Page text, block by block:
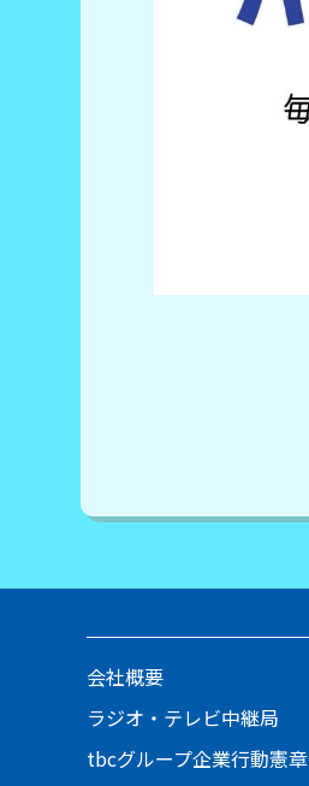
会社概要
ラジオ・テレビ中継局
tbcグループ企業行動憲章